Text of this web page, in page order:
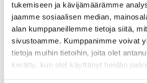
tukemiseen ja kävijämäärämme
jaamme sosiaalisen median,
alan kumppaneillemme tietoja siitä,
sivustoamme. Kumppanimme voivat
tietoja muihin tietoihin, joita olet
kerätty, kun olet käyttänyt heidän
Kasvihuonekaasu- ja
vierekkäin koealalla.